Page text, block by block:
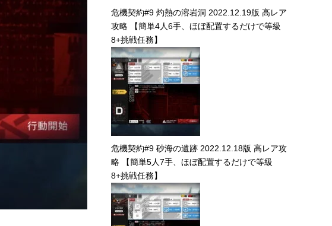
危機契約#9 灼熱の溶岩洞 2022.12.19版 高レア
攻略 【簡単4人6手、ほぼ配置するだけで等級
8+挑戦任務】
危機契約#9 砂海の遺跡 2022.12.18版 高レア攻
略 【簡単5人7手、ほぼ配置するだけで等級
8+挑戦任務】